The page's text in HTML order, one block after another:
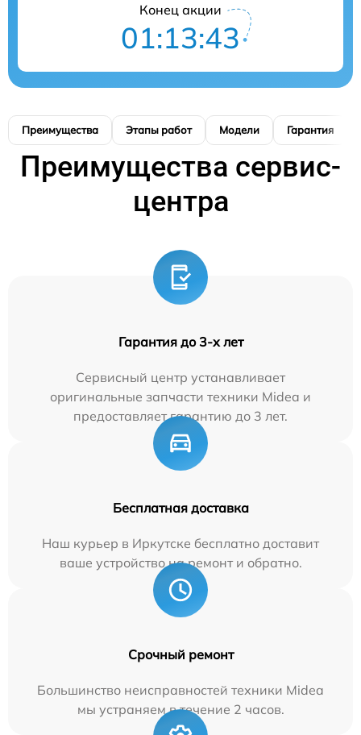
Конец акции
01:13:42
Преимущества Этапы работ Модели Гарантия
Преимущества сервис-
центра
Гарантия до 3-х лет
Сервисный центр устанавливает
оригинальные запчасти техники Midea и
предоставляет гарантию до 3 лет.
Бесплатная доставка
Наш курьер в Иркутске бесплатно доставит
ваше устройство на ремонт и обратно.
Срочный ремонт
Большинство неисправностей техники Midea
мы устраняем в течение 2 часов.